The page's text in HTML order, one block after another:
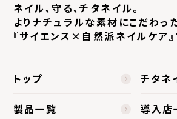
ネイル、守る、チタネイル。
よりナチュラルな素材にこだわっ
『サイエンス×自然派ネイルケア』
トップ チタネ
製品一覧 導入店